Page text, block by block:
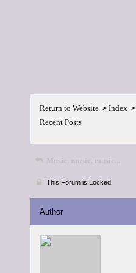
Return to Website > Index >
Recent Posts
Music, music, music...
This Forum is Locked
Author